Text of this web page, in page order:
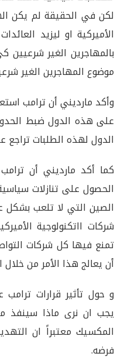
لكن في الحقيقة لم يكن
الأميركية او ليزيد
بالمهاجرين الغير
موضوع المهاجرين الغير
وأكد مارديني أن ترامب
على هذه الدول ضبط
الدول لهذه الطلبات تراجع
كما أكد مارديني أن
الحصول على تنازلات
الصين التي لا تلعب بشكل
شركات ااتكنولوجية
تمنع فيها كل شركات
أن يعالج هذا الأمر من
و حول تأثير قرارات
يجب ان نرى ماذا سينفذ
المكسيك معتبراً ان
فرضه.